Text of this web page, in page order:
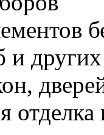
других